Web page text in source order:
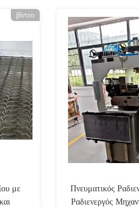
βίντεο
με
Πνευματικός
Ραδιενεργός